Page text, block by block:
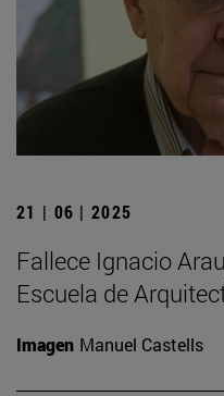
21 | 06 | 2025
Fallece Ignacio
Escuela de
Imagen Manuel Castells